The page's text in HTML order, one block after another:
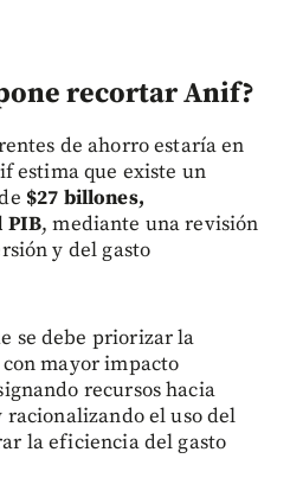
recortar Anif?
de ahorro estaría en
estima que existe un
$27 billones,
PIB, mediante una revisión
y del gasto
se debe priorizar la
mayor impacto
recursos hacia
racionalizando el uso del
la eficiencia del gasto